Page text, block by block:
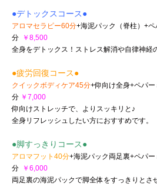
●デトックスコース●
アロマセラピー60分+海泥パック（脊柱）+
分
￥8,500
全身をデトックス！ストレス解消や自律神経
●疲労回復コース●
クイックボディケア45分+仰向け全身+ペパ
分 ￥7,000
仰向けストレッチで、よりスッキリと♪
全身リフレッシュしたい方におすすめです。
●脚すっきりコース●
アロマフット40分+海泥パック両足裏+ペパ
分
￥6,000
両足裏の海泥パックで脚全体をすっきりとさ